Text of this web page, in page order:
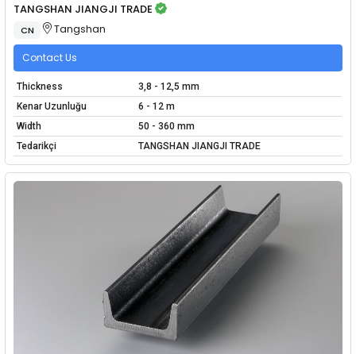
TANGSHAN JIANGJI TRADE
CN Tangshan
Contact Us
Thickness
3,8 - 12,5 mm
Kenar Uzunluğu
6 - 12 m
Width
50 - 360 mm
Tedarikçi
TANGSHAN JIANGJI TRADE